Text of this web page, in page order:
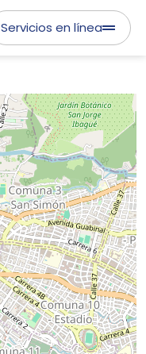
Servicios en línea